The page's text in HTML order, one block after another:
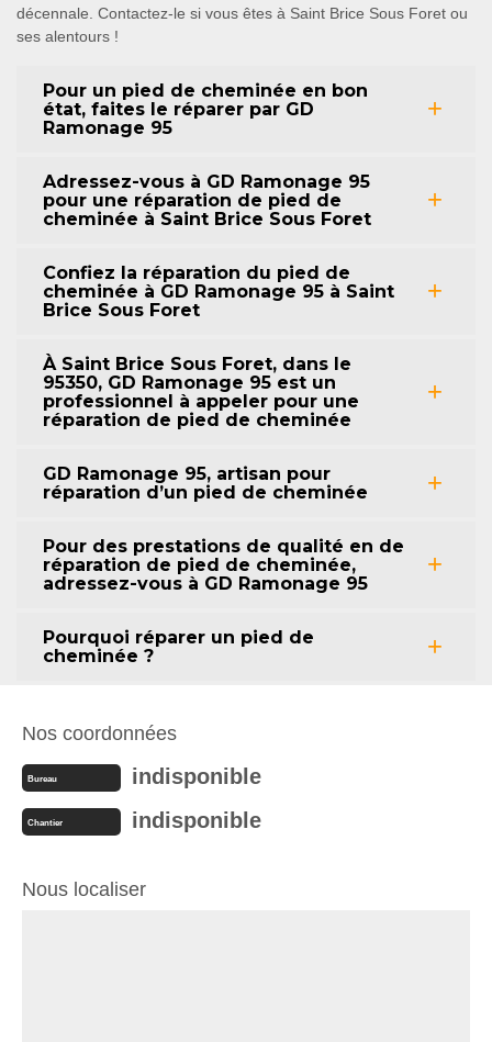
décennale. Contactez-le si vous êtes à Saint Brice Sous Foret ou
ses alentours !
Pour un pied de cheminée en bon
état, faites le réparer par GD
Ramonage 95
Adressez-vous à GD Ramonage 95
pour une réparation de pied de
cheminée à Saint Brice Sous Foret
Confiez la réparation du pied de
cheminée à GD Ramonage 95 à Saint
Brice Sous Foret
À Saint Brice Sous Foret, dans le
95350, GD Ramonage 95 est un
professionnel à appeler pour une
réparation de pied de cheminée
GD Ramonage 95, artisan pour
réparation d’un pied de cheminée
Pour des prestations de qualité en de
réparation de pied de cheminée,
adressez-vous à GD Ramonage 95
Pourquoi réparer un pied de
cheminée ?
Nos coordonnées
Bureau indisponible
Chantier indisponible
Nous localiser